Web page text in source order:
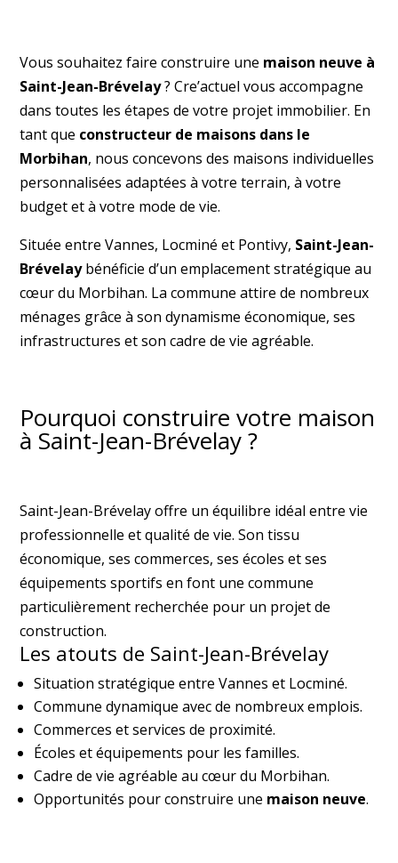
Vous souhaitez faire construire une maison neuve à
Saint-Jean-Brévelay? Cre’actuel vous accompagne
dans toutes les étapes de votre projet immobilier. En
tant que constructeur de maisons dans le
Morbihan, nous concevons des maisons individuelles
personnalisées adaptées à votre terrain, à votre
budget et à votre mode de vie.
Située entre Vannes, Locminé et Pontivy, Saint-Jean-
Brévelaybénéficie d’un emplacement stratégique au
cœur du Morbihan. La commune attire de nombreux
ménages grâce à son dynamisme économique, ses
infrastructures et son cadre de vie agréable.
Pourquoi construire votre maison
à Saint-Jean-Brévelay ?
Saint-Jean-Brévelay offre un équilibre idéal entre vie
professionnelle et qualité de vie. Son tissu
économique, ses commerces, ses écoles et ses
équipements sportifs en font une commune
particulièrement recherchée pour un projet de
construction.
Les atouts de Saint-Jean-Brévelay
Situation stratégique entre Vannes et Locminé.
Commune dynamique avec de nombreux emplois.
Commerces et services de proximité.
Écoles et équipements pour les familles.
Cadre de vie agréable au cœur du Morbihan.
Opportunités pour construire une maison neuve.